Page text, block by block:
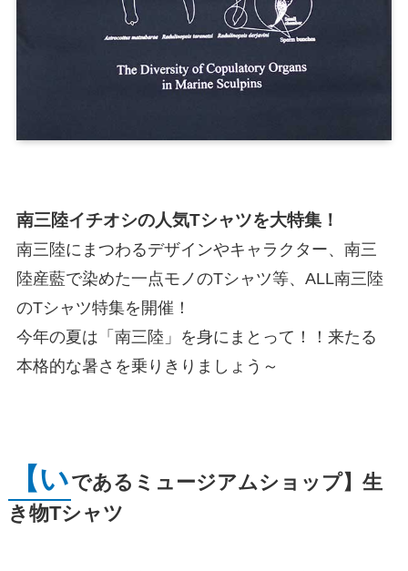
南三陸イチオシの人気Tシャツを大特集！
南三陸にまつわるデザインやキャラクター、南三
陸産藍で染めた一点モノのTシャツ等、ALL南三陸
のTシャツ特集を開催！
今年の夏は「南三陸」を身にまとって！！来たる
本格的な暑さを乗りきりましょう～
【いであるミュージアムショップ】生
き物Tシャツ